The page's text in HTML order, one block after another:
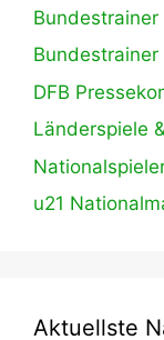
DFB
Länderspiele
u21
Aktuellste